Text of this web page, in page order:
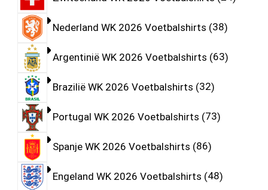
Nederland WK 2026 Voetbalshirts 38
Argentinië WK 2026 Voetbalshirts 63
Brazilië WK 2026 Voetbalshirts 32
Portugal WK 2026 Voetbalshirts 73
Spanje WK 2026 Voetbalshirts 86
Engeland WK 2026 Voetbalshirts 48